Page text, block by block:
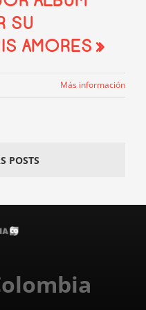
SU
AMORES»
Más información
POSTS